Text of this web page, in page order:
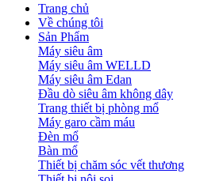
Trang chủ
Về chúng tôi
Sản Phẩm
Máy siêu âm
Máy siêu âm WELLD
Máy siêu âm Edan
Đầu dò siêu âm không dây
Trang thiết bị phòng mổ
Máy garo cầm máu
Đèn mổ
Bàn mổ
Thiết bị chăm sóc vết thương